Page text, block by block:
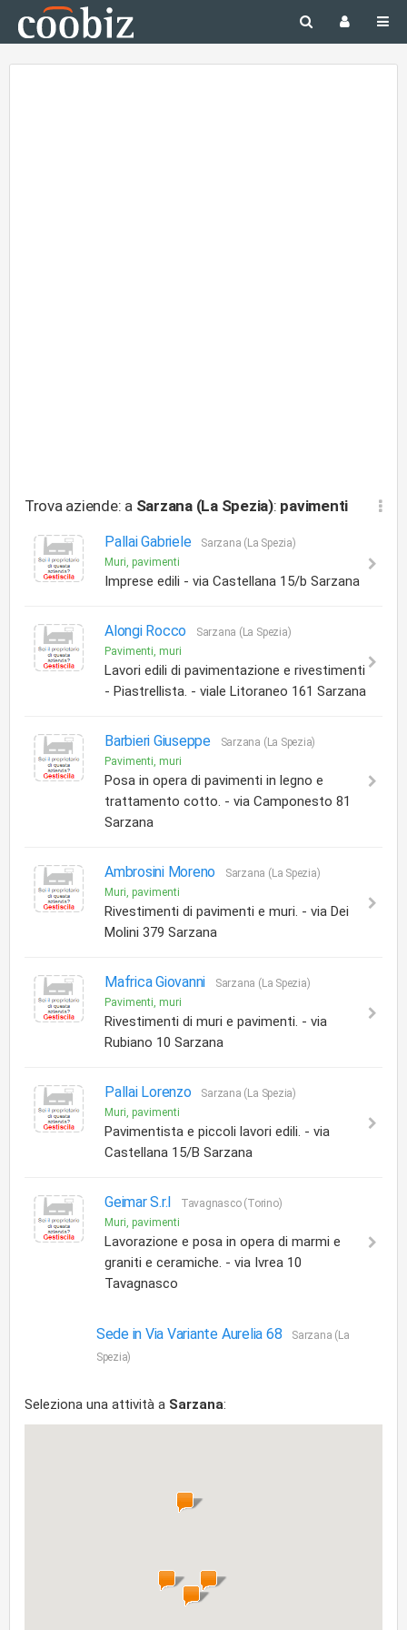
Trova aziende: a Sarzana (La Spezia): pavimenti
Pallai Gabriele
Sarzana (La Spezia)
Muri, pavimenti
Imprese edili - via Castellana 15/b Sarzana
Alongi Rocco
Sarzana (La Spezia)
Pavimenti, muri
Lavori edili di pavimentazione e rivestimenti
- Piastrellista. - viale Litoraneo 161 Sarzana
Barbieri Giuseppe
Sarzana (La Spezia)
Pavimenti, muri
Posa in opera di pavimenti in legno e
trattamento cotto. - via Camponesto 81
Sarzana
Ambrosini Moreno
Sarzana (La Spezia)
Muri, pavimenti
Rivestimenti di pavimenti e muri. - via Dei
Molini 379 Sarzana
Mafrica Giovanni
Sarzana (La Spezia)
Pavimenti, muri
Rivestimenti di muri e pavimenti. - via
Rubiano 10 Sarzana
Pallai Lorenzo
Sarzana (La Spezia)
Muri, pavimenti
Pavimentista e piccoli lavori edili. - via
Castellana 15/B Sarzana
Geimar S.r.l
Tavagnasco (Torino)
Muri, pavimenti
Lavorazione e posa in opera di marmi e
graniti e ceramiche. - via Ivrea 10
Tavagnasco
Sede in Via Variante Aurelia 68
Sarzana (La
Spezia)
Seleziona una attività a Sarzana: